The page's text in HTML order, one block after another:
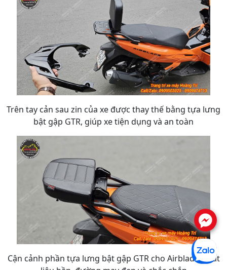
Trên tay cản sau zin của xe được thay thế bằng tựa lưng
bật gập GTR, giúp xe tiện dụng và an toàn
Cận cảnh phần tựa lưng bật gập GTR cho Airblade, chất
.